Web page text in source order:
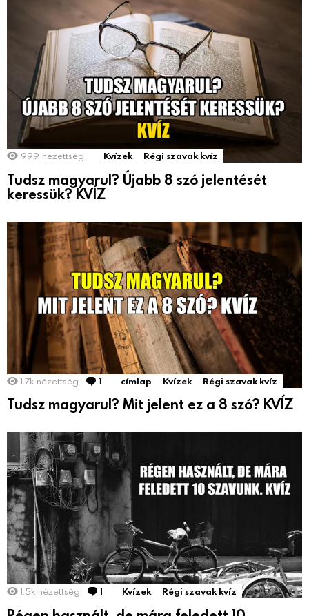
999 nézettség Kvízek Régi szavak kvíz
Tudsz magyarul? Újabb 8 szó jelentését
keressük? KVÍZ
1.7k nézettség 1 Comment
címlap Kvízek Régi szavak kvíz
Tudsz magyarul? Mit jelent ez a 8 szó? KVÍZ
1.5k nézettség 1 Comment
Kvízek Régi szavak kvíz